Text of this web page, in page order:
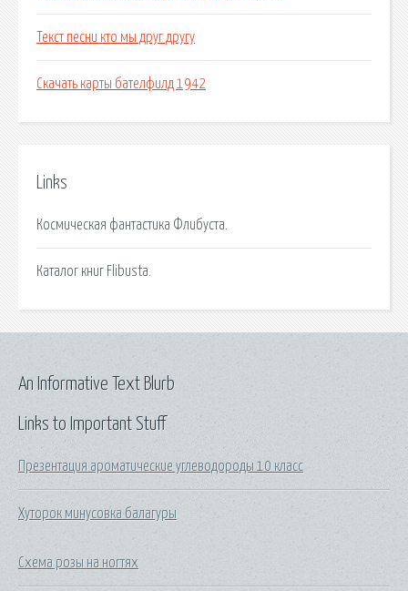
Текст песни кто мы друг другу
Скачать карты бателфилд 1942
Links
Космическая фантастика Флибуста.
Каталог книг Flibusta.
Links to Important Stuff
Презентация ароматические углеводороды 10 класс
Хуторок минусовка балагуры
Схема розы на ногтях
An Informative Text Blurb